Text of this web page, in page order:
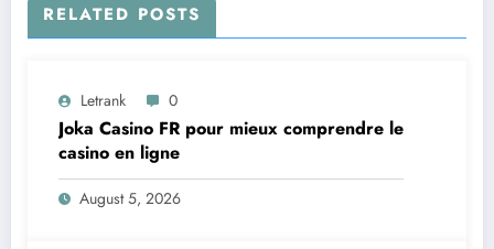
RELATED POSTS
Letrank 0
Joka Casino FR pour mieux comprendre le
casino en ligne
August 5, 2026